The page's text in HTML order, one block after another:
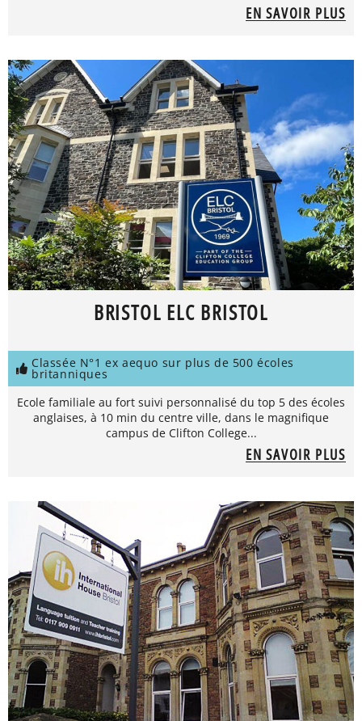
EN SAVOIR PLUS
BRISTOL ELC BRISTOL
Classée N°1 ex aequo sur plus de 500 écoles
britanniques
Ecole familiale au fort suivi personnalisé du top 5 des écoles
anglaises, à 10 min du centre ville, dans le magnifique
campus de Clifton College...
EN SAVOIR PLUS